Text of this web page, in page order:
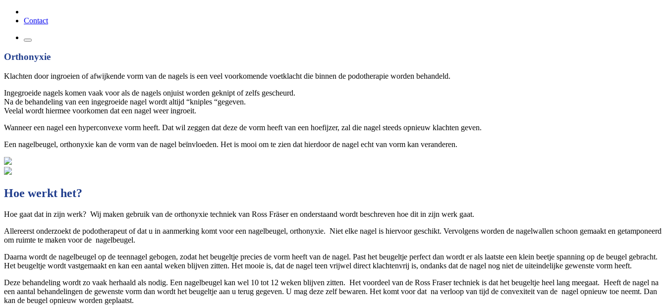
Contact
Orthonyxie
Klachten door ingroeien of afwijkende vorm van de nagels is een veel voorkomende voetklacht die binnen de podotherapie worden behandeld.
Ingegroeide nagels komen vaak voor als de nagels onjuist worden geknipt of zelfs gescheurd.
Na de behandeling van een ingegroeide nagel wordt altijd “kniples “gegeven.
Veelal wordt hiermee voorkomen dat een nagel weer ingroeit.
Wanneer een nagel een hyperconvexe vorm heeft. Dat wil zeggen dat deze de vorm heeft van een hoefijzer, zal die nagel steeds opnieuw klachten geven.
Een nagelbeugel, orthonyxie kan de vorm van de nagel beïnvloeden. Het is mooi om te zien dat hierdoor de nagel echt van vorm kan veranderen.
Hoe werkt het?
Hoe gaat dat in zijn werk? Wij maken gebruik van de orthonyxie techniek van Ross Fräser en onderstaand wordt beschreven hoe dit in zijn werk gaat.
Allereerst onderzoekt de podotherapeut of dat u in aanmerking komt voor een nagelbeugel, orthonyxie. Niet elke nagel is hiervoor geschikt. Vervolgens worden de nagelwallen schoon gemaakt en getamponeerd
om ruimte te maken voor de nagelbeugel.
Daarna wordt de nagelbeugel op de teennagel gebogen, zodat het beugeltje precies de vorm heeft van de nagel. Past het beugeltje perfect dan wordt er als laatste een klein beetje spanning op de beugel gebracht.
Het beugeltje wordt vastgemaakt en kan een aantal weken blijven zitten. Het mooie is, dat de nagel teen vrijwel direct klachtenvrij is, ondanks dat de nagel nog niet de uiteindelijke gewenste vorm heeft.
Deze behandeling wordt zo vaak herhaald als nodig. Een nagelbeugel kan wel 10 tot 12 weken blijven zitten. Het voordeel van de Ross Fraser techniek is dat het beugeltje heel lang meegaat. Heeft de nagel na
een aantal behandelingen de gewenste vorm dan wordt het beugeltje aan u terug gegeven. U mag deze zelf bewaren. Het komt voor dat na verloop van tijd de convexiteit van de nagel opnieuw toe neemt. Dan
kan de beugel opnieuw worden geplaatst.